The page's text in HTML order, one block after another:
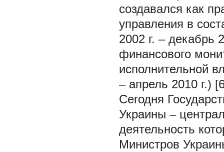
создавался как
управления в
2002 г. – декабрь
финансового
исполнительной
– апрель 2010 г.)
Сегодня
Украины –
деятельность
Министров